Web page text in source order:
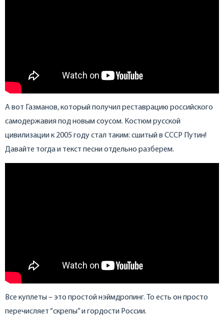
А вот Газманов, который получил реставрацию российского
самодержавия под новым соусом. Костюм русской
цивилизации к 2005 году стал таким: сшитый в СССР Путин!
Давайте тогда и текст песни отдельно разберем.
Все куплеты – это простой нэймдропинг. То есть он просто
перечисляет “скрепы” и гордости России.